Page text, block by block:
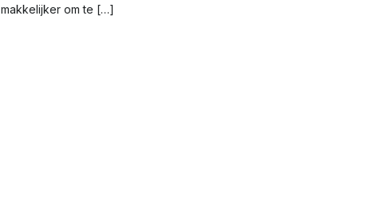
makkelijker om te […]